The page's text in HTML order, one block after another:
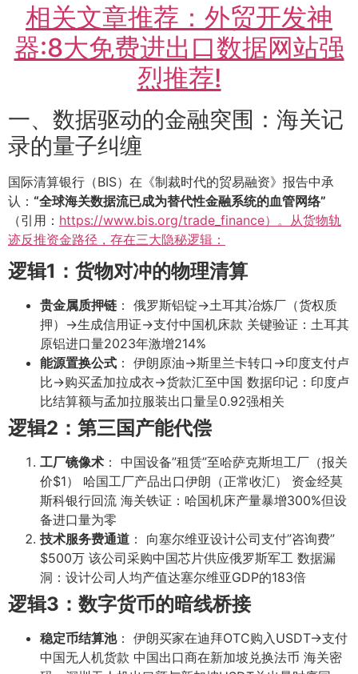
相关文章推荐：外贸开发神
器:8大免费进出口数据网站强
烈推荐!
一、数据驱动的金融突围：海关记
录的量子纠缠
国际清算银行（BIS）在《制裁时代的贸易融资》报告中承
认： “全球海关数据流已成为替代性金融系统的血管网络”
（引用： https://www.bis.org/trade_finance）。从货物轨
迹反推资金路径，存在三大隐秘逻辑：
逻辑1：货物对冲的物理清算
贵金属质押链 ： 俄罗斯铝锭→土耳其冶炼厂（货权质
押）→生成信用证→支付中国机床款 关键验证：土耳其
原铝进口量2023年激增214%
能源置换公式 ： 伊朗原油→斯里兰卡转口→印度支付卢
比→购买孟加拉成衣→货款汇至中国 数据印记：印度卢
比结算额与孟加拉服装出口量呈0.92强相关
逻辑2：第三国产能代偿
工厂镜像术 ： 中国设备”租赁”至哈萨克斯坦工厂（报关
价$1） 哈国工厂产品出口伊朗（正常收汇） 资金经莫
斯科银行回流 海关铁证：哈国机床产量暴增300%但设
备进口量为零
技术服务费通道 ： 向塞尔维亚设计公司支付”咨询费”
$500万 该公司采购中国芯片供应俄罗斯军工 数据漏
洞：设计公司人均产值达塞尔维亚GDP的183倍
逻辑3：数字货币的暗线桥接
稳定币结算池： 伊朗买家在迪拜OTC购入USDT→支付
中国无人机货款 中国出口商在新加坡兑换法币 海关密